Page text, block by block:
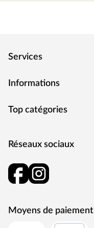
Services
Informations
Top catégories
Réseaux sociaux
Moyens de paiement